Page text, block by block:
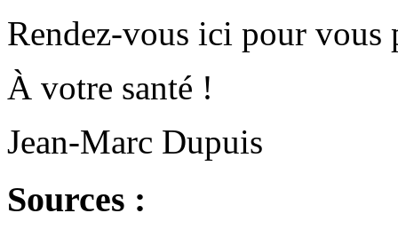
Rendez-vous ici pour
À votre santé !
Jean-Marc Dupuis
Sources :